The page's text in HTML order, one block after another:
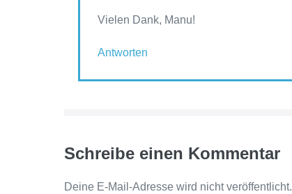
Vielen Dank, Manu!
Antworten
Schreibe einen Kommentar
Deine E-Mail-Adresse wird nicht veröffentlicht.